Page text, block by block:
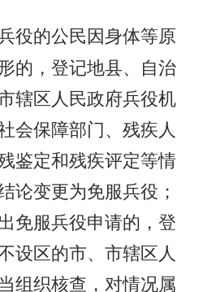
役的公民因身体等原
的，登记地县、自治
辖区人民政府兵役机
会保障部门、残疾人
鉴定和残疾评定等情
论变更为免服兵役；
免服兵役申请的，登
设区的市、市辖区人
组织核查，对情况属